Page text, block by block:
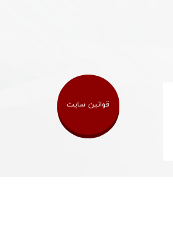
قوانین سایت